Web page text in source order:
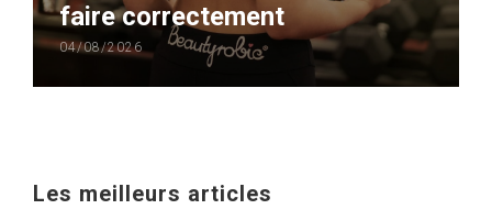
faire correctement
04/08/2026
Les meilleurs articles